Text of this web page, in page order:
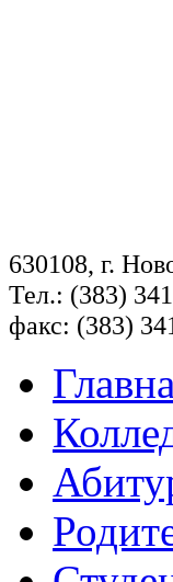
630108, г.
Тел.: (383)
факс: (383)